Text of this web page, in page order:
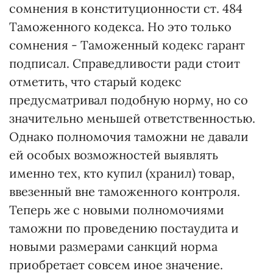
сомнения в конституционности ст. 484
Таможенного кодекса. Но это только
сомнения - Таможенный кодекс гарант
подписал. Справедливости ради стоит
отметить, что старый кодекс
предусматривал подобную норму, но со
значительно меньшей ответственностью.
Однако полномочия таможни не давали
ей особых возможностей выявлять
именно тех, кто купил (хранил) товар,
ввезенный вне таможенного контроля.
Теперь же с новыми полномочиями
таможни по проведению постаудита и
новыми размерами санкций норма
приобретает совсем иное значение.